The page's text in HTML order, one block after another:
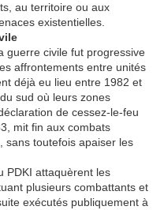
au territoire ou aux
existentielles.
guerre civile fut progressive
affrontements entre unités
déjà eu lieu entre 1982 et
sud où leurs zones
de cessez-le-feu
mit fin aux combats
sans toutefois apaiser les
PDKI attaquèrent les
plusieurs combattants et
exécutés publiquement à